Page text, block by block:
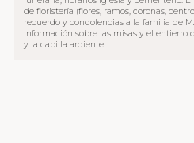
de floristería (flores, ramos, coronas,
recuerdo y condolencias a la familia de
Información sobre las misas y el
y la capilla ardiente.